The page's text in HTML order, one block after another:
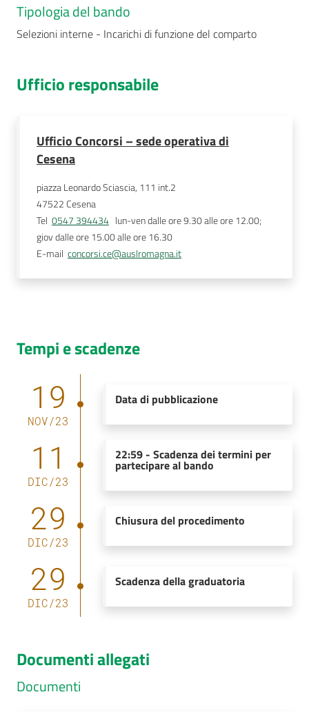
Tipologia del bando
Selezioni interne - Incarichi di funzione del comparto
Ufficio responsabile
Ufficio Concorsi – sede operativa di
Cesena
piazza Leonardo Sciascia, 111 int.2
47522 Cesena
Tel 0547 394434
   lun-ven dalle ore 9.30 alle ore 12.00;
giov dalle ore 15.00 alle ore 16.30
E-mail concorsi.ce@auslromagna.it
Tempi e scadenze
19
NOV/23
Data di pubblicazione
11
DIC/23
22:59- Scadenza dei termini per
partecipare al bando
29
DIC/23
Chiusura del procedimento
29
DIC/23
Scadenza della graduatoria
Documenti allegati
Documenti